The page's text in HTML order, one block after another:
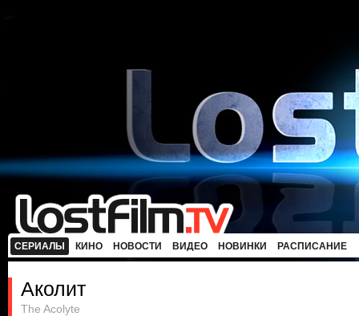
СЕРИАЛЫ КИНО НОВОСТИ ВИДЕО НОВИНКИ РАСПИСАНИЕ
Аколит
The Acolyte